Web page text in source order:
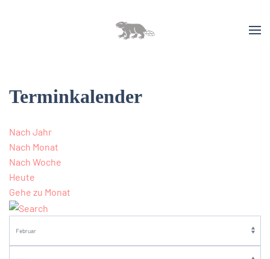
Terminkalender
Nach Jahr
Nach Monat
Nach Woche
Heute
Gehe zu Monat